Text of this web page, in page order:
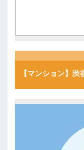
【マンション】渋